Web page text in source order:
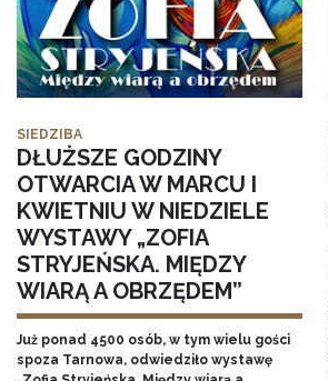
SIEDZIBA
DŁUŻSZE GODZINY
OTWARCIA W MARCU I
KWIETNIU W NIEDZIELE
WYSTAWY „ZOFIA
STRYJEŃSKA. MIĘDZY
WIARĄ A OBRZĘDEM”
Już ponad 4500 osób, w tym wielu gości
spoza Tarnowa, odwiedziło wystawę